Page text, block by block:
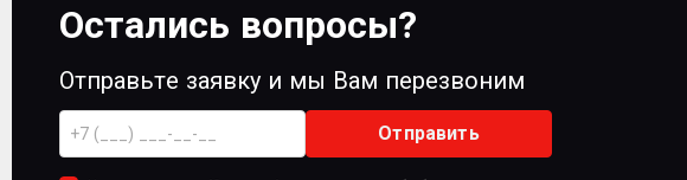
Остались вопросы?
Отправьте заявку и мы Вам перезвоним
Отправить